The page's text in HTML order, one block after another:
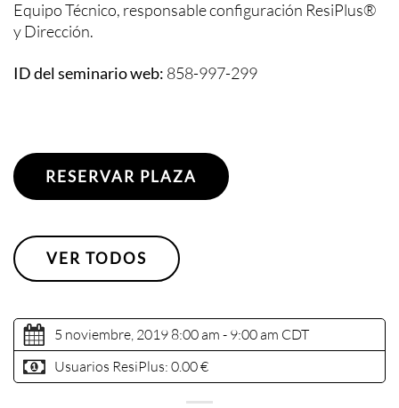
Equipo Técnico, responsable configuración ResiPlus®
y Dirección.
ID del seminario web: 858-997-299
RESERVAR PLAZA
VER TODOS
5 noviembre, 2019 8:00 am - 9:00 am CDT
Usuarios ResiPlus: 0.00 €